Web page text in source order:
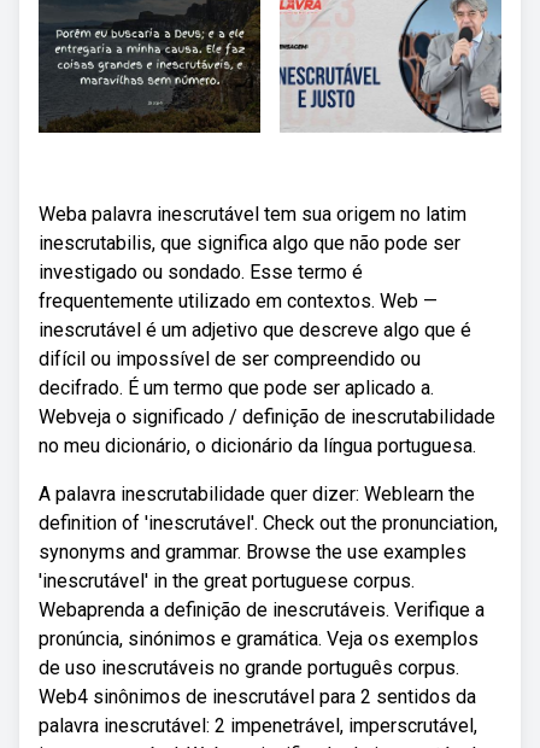
Weba palavra inescrutável tem sua origem no latim
inescrutabilis, que significa algo que não pode ser
investigado ou sondado. Esse termo é
frequentemente utilizado em contextos. Web —
inescrutável é um adjetivo que descreve algo que é
difícil ou impossível de ser compreendido ou
decifrado. É um termo que pode ser aplicado a.
Webveja o significado / definição de inescrutabilidade
no meu dicionário, o dicionário da língua portuguesa.
A palavra inescrutabilidade quer dizer: Weblearn the
definition of 'inescrutável'. Check out the pronunciation,
synonyms and grammar. Browse the use examples
'inescrutável' in the great portuguese corpus.
Webaprenda a definição de inescrutáveis. Verifique a
pronúncia, sinónimos e gramática. Veja os exemplos
de uso inescrutáveis no grande português corpus.
Web4 sinônimos de inescrutável para 2 sentidos da
palavra inescrutável: 2 impenetrável, imperscrutável,